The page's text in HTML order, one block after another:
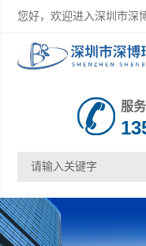
您好，欢迎进入深圳市深
服